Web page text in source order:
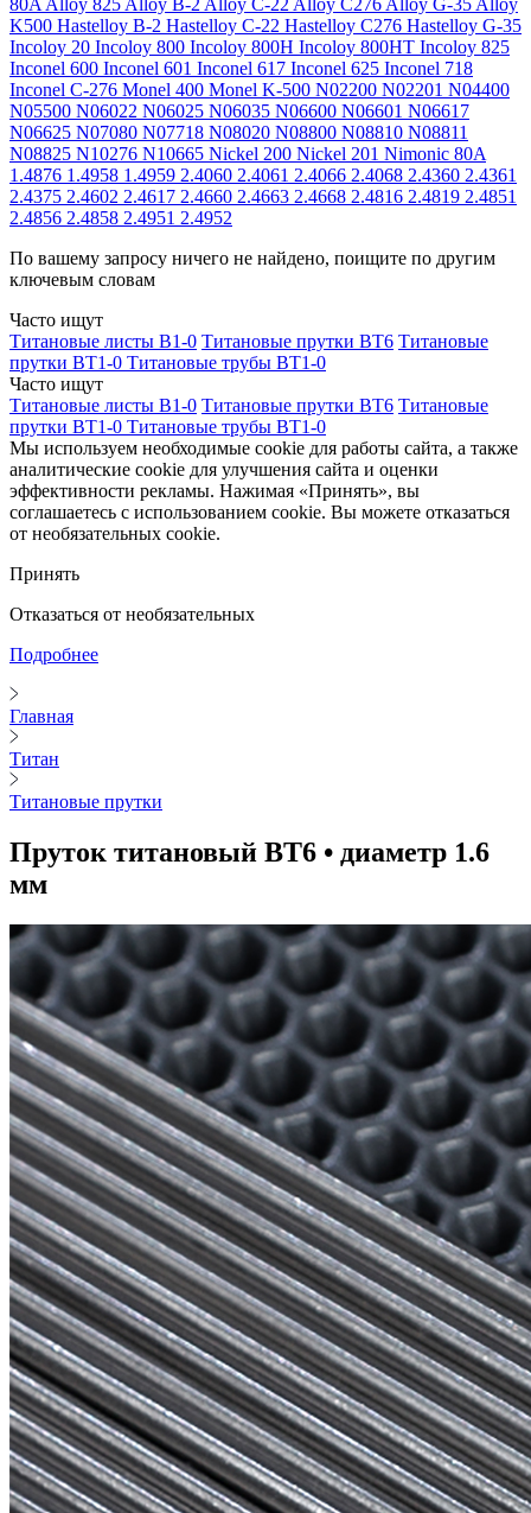
80A Alloy 825 Alloy B-2 Alloy C-22 Alloy C276 Alloy G-35 Alloy
K500 Hastelloy B-2 Hastelloy C-22 Hastelloy C276 Hastelloy G-35
Incoloy 20 Incoloy 800 Incoloy 800H Incoloy 800HT Incoloy 825
Inconel 600 Inconel 601 Inconel 617 Inconel 625 Inconel 718
Inconel C-276 Monel 400 Monel K-500 N02200 N02201 N04400
N05500 N06022 N06025 N06035 N06600 N06601 N06617
N06625 N07080 N07718 N08020 N08800 N08810 N08811
N08825 N10276 N10665 Nickel 200 Nickel 201 Nimonic 80A
1.4876 1.4958 1.4959 2.4060 2.4061 2.4066 2.4068 2.4360 2.4361
2.4375 2.4602 2.4617 2.4660 2.4663 2.4668 2.4816 2.4819 2.4851
2.4856 2.4858 2.4951 2.4952
По вашему запросу ничего не найдено, поищите по другим
ключевым словам
Часто ищут
Титановые листы В1-0 Титановые прутки ВТ6 Титановые
прутки ВТ1-0 Титановые трубы ВТ1-0
Часто ищут
Титановые листы В1-0 Титановые прутки ВТ6 Титановые
прутки ВТ1-0 Титановые трубы ВТ1-0
Мы используем необходимые cookie для работы сайта, а также
аналитические cookie для улучшения сайта и оценки
эффективности рекламы. Нажимая «Принять», вы
соглашаетесь с использованием cookie. Вы можете отказаться
от необязательных cookie.
Принять
Отказаться от необязательных
Подробнее
Главная
Титан
Титановые прутки
Пруток титановый ВТ6 • диаметр 1.6
мм